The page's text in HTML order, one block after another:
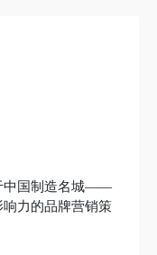
中国制造名城——
力的品牌营销策